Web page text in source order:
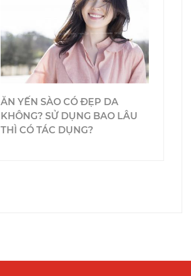
ĂN YẾN SÀO CÓ ĐẸP DA
KHÔNG? SỬ DỤNG BAO LÂU
THÌ CÓ TÁC DỤNG?